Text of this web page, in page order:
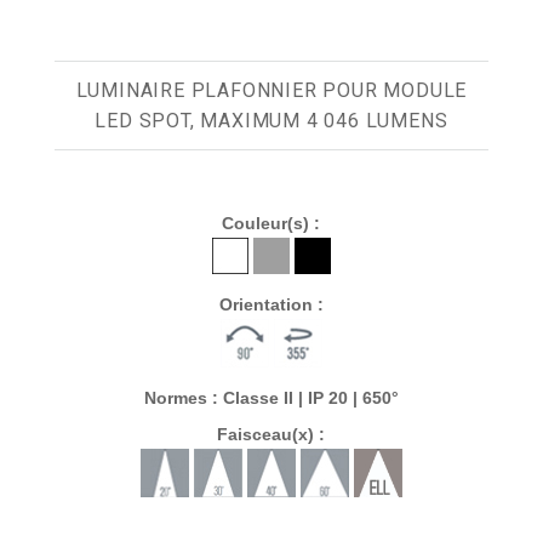
LUMINAIRE PLAFONNIER POUR MODULE
LED SPOT, MAXIMUM 4 046 LUMENS
Couleur(s) :
Orientation :
Normes : Classe II | IP 20 | 650°
Faisceau(x) :